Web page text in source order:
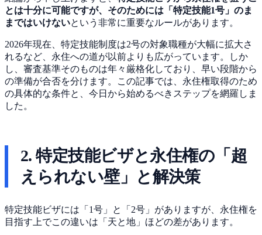
とは十分に可能ですが、そのためには「特定技能1号」のま
まではいけないという非常に重要なルールがあります。
2026年現在、特定技能制度は2号の対象職種が大幅に拡大さ
れるなど、永住への道が以前よりも広がっています。しか
し、審査基準そのものは年々厳格化しており、早い段階から
の準備が合否を分けます。この記事では、永住権取得のため
の具体的な条件と、今日から始めるべきステップを網羅しま
した。
2. 特定技能ビザと永住権の「超
えられない壁」と解決策
特定技能ビザには「1号」と「2号」がありますが、永住権を
目指す上でこの違いは「天と地」ほどの差があります。